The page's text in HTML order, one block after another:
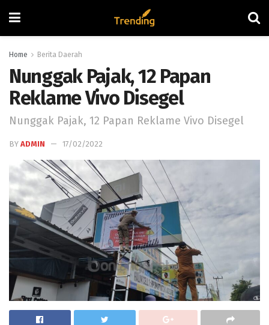
Home Berita Daerah
Nunggak Pajak, 12 Papan
Reklame Vivo Disegel
Nunggak Pajak, 12 Papan Reklame Vivo Disegel
BY ADMIN 17/02/2022